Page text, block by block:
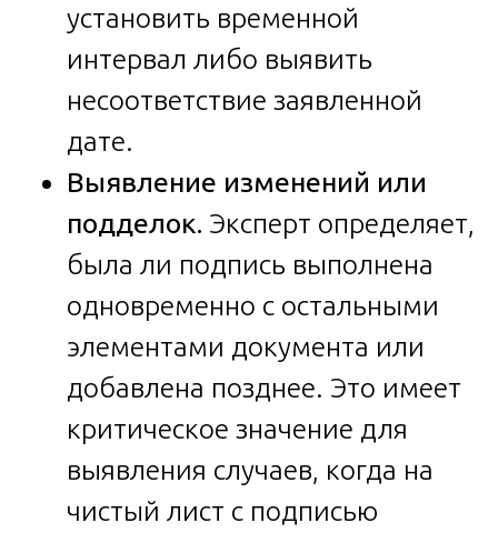
установить временной
интервал либо выявить
несоответствие заявленной
дате.
Выявление изменений или
подделок. Эксперт определяет,
была ли подпись выполнена
одновременно с остальными
элементами документа или
добавлена позднее. Это имеет
критическое значение для
выявления случаев, когда на
чистый лист с подписью